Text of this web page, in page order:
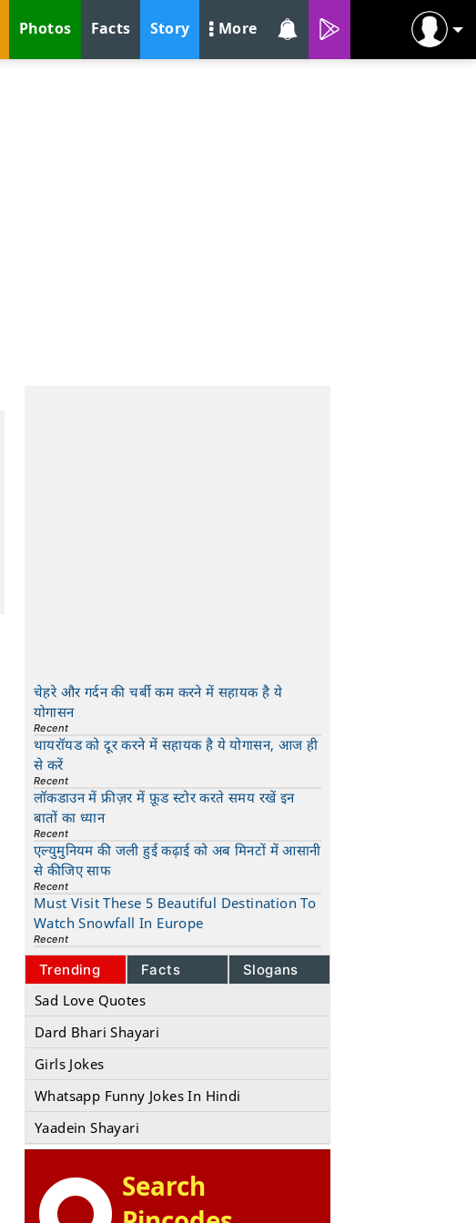
Photos Facts Story More
चेहरे और गर्दन की चर्बी कम करने में सहायक है ये
योगासन
Recent
थायरॉयड को दूर करने में सहायक है ये योगासन, आज ही
से करें
Recent
लॉकडाउन में फ्रीज़र में फ़ूड स्टोर करते समय रखें इन
बातों का ध्यान
Recent
एल्युमुनियम की जली हुई कढ़ाई को अब मिनटों में आसानी
से कीजिए साफ
Recent
Must Visit These 5 Beautiful Destination To
Watch Snowfall In Europe
Recent
Trending Facts Slogans
Sad Love Quotes
Dard Bhari Shayari
Girls Jokes
Whatsapp Funny Jokes In Hindi
Yaadein Shayari
Search